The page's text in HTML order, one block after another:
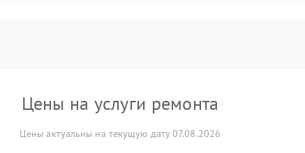
Цены на услуги ремонта
Цены актуальны на текущую дату 07.08.2026